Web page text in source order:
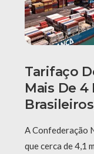
Tarifaço
Mais De
A Confederação
que cerca de 4,1